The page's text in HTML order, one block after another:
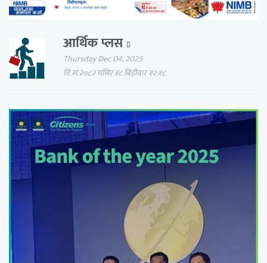
आर्थिक प्लस
Thursday Dec 04, 2025
वि.सं.२०८२ मंसिर १८ बिहीवार १२:१८